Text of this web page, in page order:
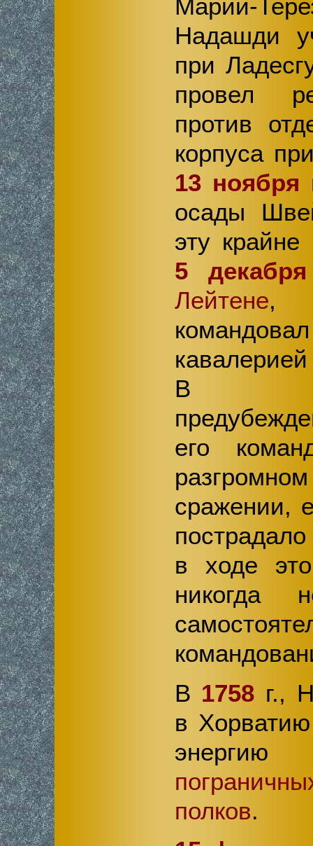
Марии-
Надашди
при
провел
против
корпуса
13 ноября
осады
эту
5 декабря
Лейтене,
В
его
сражении,
в ходе
никогда
В 1758 г.,
в
энергию
полков.